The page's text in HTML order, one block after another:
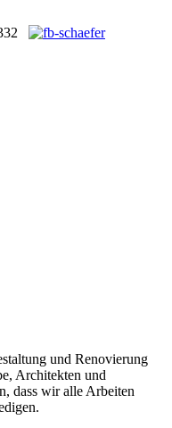
und Renovierung
Architekten und
dass wir alle Arbeiten